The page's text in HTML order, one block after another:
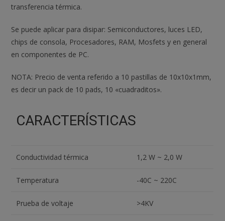
transferencia térmica.
Se puede aplicar para disipar: Semiconductores, luces LED,
chips de consola, Procesadores, RAM, Mosfets y en general
en componentes de PC.
NOTA: Precio de venta referido a 10 pastillas de 10x10x1mm,
es decir un pack de 10 pads, 10 «cuadraditos».
CARACTERÍSTICAS
Conductividad térmica 1,2 W ~ 2,0 W
Temperatura -40C ~ 220C
Prueba de voltaje >4KV